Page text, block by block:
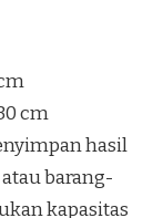
cm
hasil
barang-
kapasitas